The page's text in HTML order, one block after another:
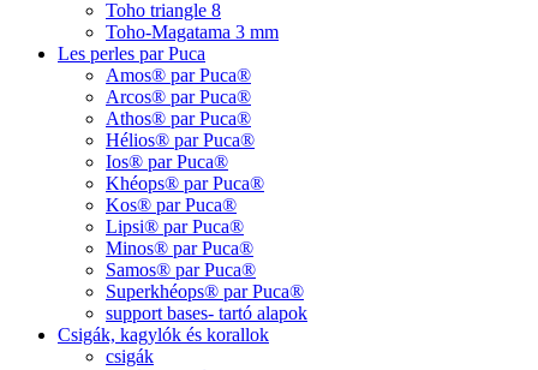
Toho triangle 8
Toho-Magatama 3 mm
Les perles par Puca
Amos® par Puca®
Arcos® par Puca®
Athos® par Puca®
Hélios® par Puca®
Ios® par Puca®
Khéops® par Puca®
Kos® par Puca®
Lipsi® par Puca®
Minos® par Puca®
Samos® par Puca®
Superkhéops® par Puca®
support bases- tartó alapok
Csigák, kagylók és korallok
csigák